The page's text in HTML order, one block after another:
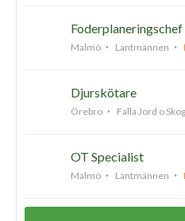
Foderplaneringschef
Malmö Lantmännen
Djurskötare
Örebro Falla Jord o
OT Specialist
Malmö Lantmännen